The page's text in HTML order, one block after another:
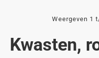
Kwasten,
Weergeven 1